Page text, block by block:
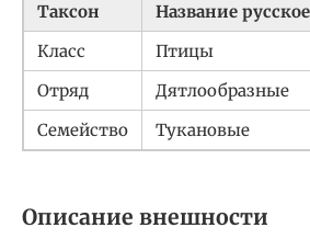
Таксон Название русское
Класс
Птицы
Отряд
Дятлообразные
Семейство
Тукановые
Описание внешности